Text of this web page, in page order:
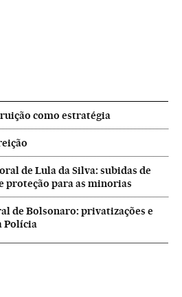
como estratégia
de Lula da Silva: subidas de
proteção para as minorias
de Bolsonaro: privatizações e
Polícia